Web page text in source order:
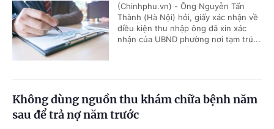
(Chinhphu.vn) - Ông Nguyễn Tấn
Thành (Hà Nội) hỏi, giấy xác nhận về
điều kiện thu nhập ông đã xin xác
nhận của UBND phường nơi tạm trú...
Không dùng nguồn thu khám chữa bệnh năm
sau để trả nợ năm trước